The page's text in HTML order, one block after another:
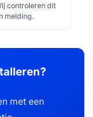
controleren dit
melding.
met een